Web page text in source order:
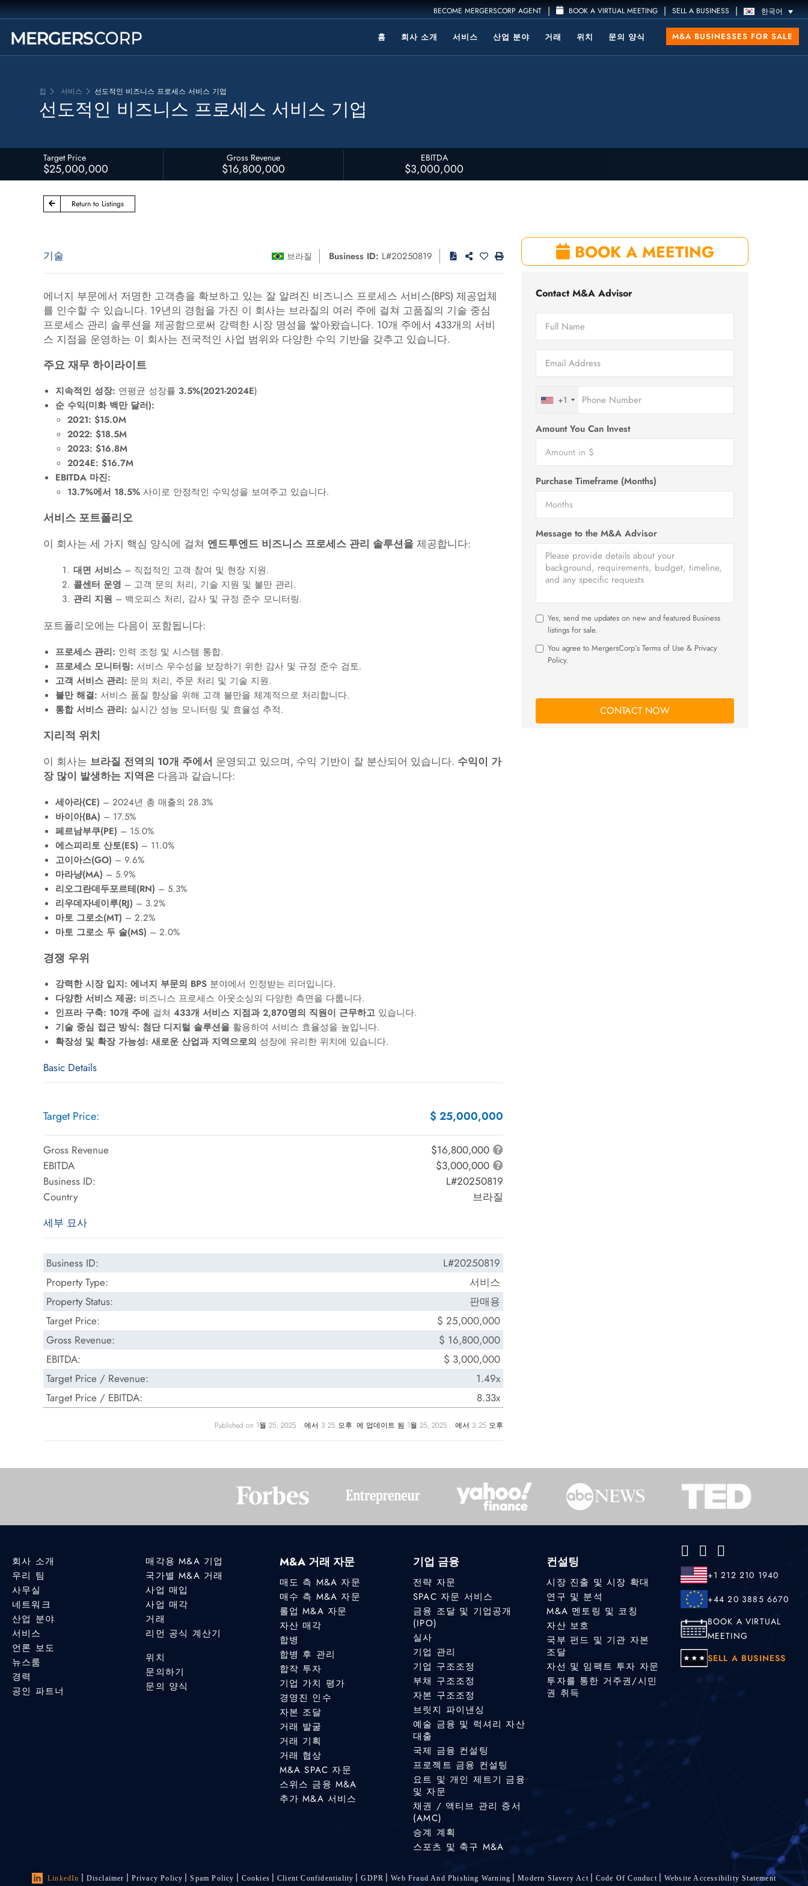
BECOME MERGERSCORP AGENT | BOOK A VIRTUAL MEETING | SELL A BUSINESS | 한국어
홈 회사 소개 서비스 산업 분야 거래 위치 문의 양식 M&A BUSINESSES FOR SALE
집 서비스 선도적인 비즈니스 프로세스 서비스 기업
선도적인 비즈니스 프로세스 서비스 기업
Target Price
$25,000,000
Gross Revenue
$16,800,000
EBITDA
$3,000,000
Return to Listings
기술 브라질 Business ID: L#20250819
에너지 부문에서 저명한 고객층을 확보하고 있는 잘 알려진 비즈니스 프로세스 서비스(BPS) 제공업체
를 인수할 수 있습니다. 19년의 경험을 가진 이 회사는 브라질의 여러 주에 걸쳐 고품질의 기술 중심
프로세스 관리 솔루션을 제공함으로써 강력한 시장 명성을 쌓아왔습니다. 10개 주에서 433개의 서비
스 지점을 운영하는 이 회사는 전국적인 사업 범위와 다양한 수익 기반을 갖추고 있습니다.
주요 재무 하이라이트
지속적인 성장: 연평균 성장률 3.5%(2021-2024E)
순 수익(미화 백만 달러):
2021: $15.0M
2022: $18.5M
2023: $16.8M
2024E: $16.7M
EBITDA 마진:
13.7%에서 18.5% 사이로 안정적인 수익성을 보여주고 있습니다.
서비스 포트폴리오
이 회사는 세 가지 핵심 양식에 걸쳐 엔드투엔드 비즈니스 프로세스 관리 솔루션을 제공합니다:
대면 서비스 – 직접적인 고객 참여 및 현장 지원.
콜센터 운영 – 고객 문의 처리, 기술 지원 및 불만 관리.
관리 지원 – 백오피스 처리, 감사 및 규정 준수 모니터링.
포트폴리오에는 다음이 포함됩니다:
프로세스 관리: 인력 조정 및 시스템 통합.
프로세스 모니터링: 서비스 우수성을 보장하기 위한 감사 및 규정 준수 검토.
고객 서비스 관리: 문의 처리, 주문 처리 및 기술 지원.
불만 해결: 서비스 품질 향상을 위해 고객 불만을 체계적으로 처리합니다.
통합 서비스 관리: 실시간 성능 모니터링 및 효율성 추적.
지리적 위치
이 회사는 브라질 전역의 10개 주에서 운영되고 있으며, 수익 기반이 잘 분산되어 있습니다. 수익이 가
장 많이 발생하는 지역은 다음과 같습니다:
세아라(CE) – 2024년 총 매출의 28.3%
바이아(BA) – 17.5%
페르남부쿠(PE) – 15.0%
에스피리토 산토(ES) – 11.0%
고이아스(GO) – 9.6%
마라냥(MA) – 5.9%
리오그란데두포르테(RN) – 5.3%
리우데자네이루(RJ) – 3.2%
마토 그로소(MT) – 2.2%
마토 그로소 두 술(MS) – 2.0%
경쟁 우위
강력한 시장 입지: 에너지 부문의 BPS 분야에서 인정받는 리더입니다.
다양한 서비스 제공: 비즈니스 프로세스 아웃소싱의 다양한 측면을 다룹니다.
인프라 구축: 10개 주에 걸쳐 433개 서비스 지점과 2,870명의 직원이 근무하고 있습니다.
기술 중심 접근 방식: 첨단 디지털 솔루션을 활용하여 서비스 효율성을 높입니다.
확장성 및 확장 가능성: 새로운 산업과 지역으로의 성장에 유리한 위치에 있습니다.
Basic Details
Target Price: $ 25,000,000
Gross Revenue
$16,800,000
EBITDA
$3,000,000
Business ID:
L#20250819
Country
브라질
세부 묘사
Business ID:
L#20250819
Property Type:
서비스
Property Status:
판매용
Target Price:
$ 25,000,000
Gross Revenue:
$ 16,800,000
EBITDA:
$ 3,000,000
Target Price / Revenue:
1.49x
Target Price / EBITDA:
8.33x
Published on 1월 25, 2025 ...에서 3:25 오후. 에 업데이트 됨 1월 25, 2025 ...에서 3:25 오후
BOOK A MEETING
Contact M&A Advisor
+1
Amount You Can Invest
Purchase Timeframe (Months)
Message to the M&A Advisor
Yes, send me updates on new and featured Business
listings for sale.
You agree to MergersCorp’s Terms of Use & Privacy
Policy.
회사 소개
우리 팀
사무실
네트워크
산업 분야
서비스
언론 보도
뉴스룸
경력
공인 파트너
매각용 M&A 기업
국가별 M&A 거래
사업 매입
사업 매각
거래
리먼 공식 계산기
위치
문의하기
문의 양식
M&A 거래 자문
매도 측 M&A 자문
매수 측 M&A 자문
롤업 M&A 자문
자산 매각
합병
합병 후 관리
합작 투자
기업 가치 평가
경영진 인수
자본 조달
거래 발굴
거래 기획
거래 협상
M&A SPAC 자문
스위스 금융 M&A
추가 M&A 서비스
기업 금융
전략 자문
SPAC 자문 서비스
금융 조달 및 기업공개
(IPO)
실사
기업 관리
기업 구조조정
부채 구조조정
자본 구조조정
브릿지 파이낸싱
예술 금융 및 럭셔리 자산
대출
국제 금융 컨설팅
프로젝트 금융 컨설팅
요트 및 개인 제트기 금융
및 자문
채권 / 액티브 관리 증서
(AMC)
승계 계획
스포츠 및 축구 M&A
컨설팅
시장 진출 및 시장 확대
연구 및 분석
M&A 멘토링 및 코칭
자산 보호
국부 펀드 및 기관 자본
조달
자선 및 임팩트 투자 자문
투자를 통한 거주권/시민
권 취득
+1 212 210 1940
+44 20 3885 6670
BOOK A VIRTUAL
MEETING
SELL A BUSINESS
LinkedIn Disclaimer Privacy Policy Spam Policy Cookies Client Confidentiality GDPR Web Fraud And Phishing Warning Modern Slavery Act Code Of Conduct Website Accessibility Statement